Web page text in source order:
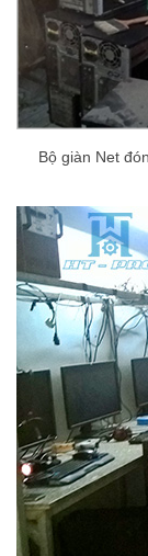
Bộ giàn Net